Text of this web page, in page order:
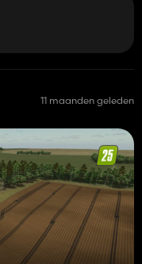
11 maanden geleden